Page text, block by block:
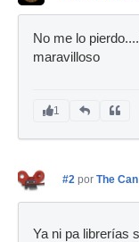
No me lo
maravilloso
1
#2 por The
Ya ni pa librerías